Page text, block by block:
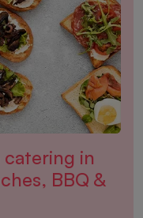
catering in
BBQ &